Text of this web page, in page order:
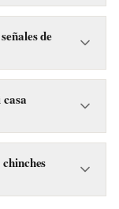
o muebles.
adultas, de
de
de la cama,
y aberturas.
sofás,
eléctricos y
de
más
de
a la afectada,
en superficies
a casa, lave toda
minuciosa de
posibles